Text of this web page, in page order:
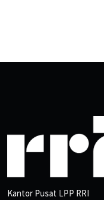
Kantor Pusat LPP RRI